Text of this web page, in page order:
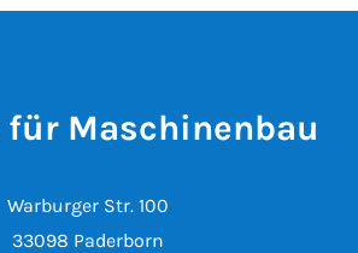
Maschinenbau
Warburger Str. 100
33098 Paderborn